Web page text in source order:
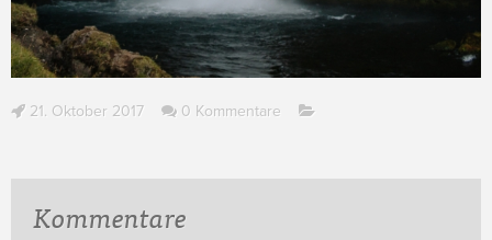
21. Oktober 2017 0 Kommentare
Kommentare